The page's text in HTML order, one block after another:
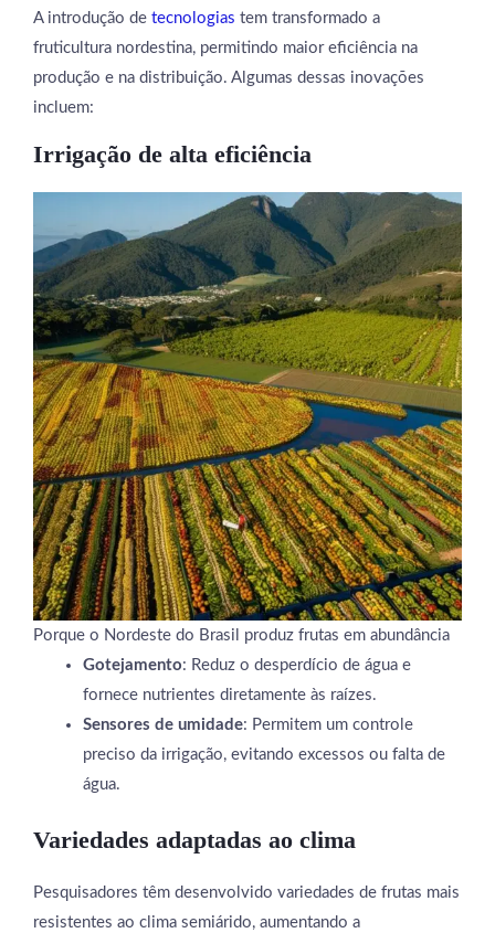
A introdução de tecnologias tem transformado a
fruticultura nordestina, permitindo maior eficiência na
produção e na distribuição. Algumas dessas inovações
incluem:
Irrigação de alta eficiência
Porque o Nordeste do Brasil produz frutas em abundância
Gotejamento: Reduz o desperdício de água e
fornece nutrientes diretamente às raízes.
Sensores de umidade: Permitem um controle
preciso da irrigação, evitando excessos ou falta de
água.
Variedades adaptadas ao clima
Pesquisadores têm desenvolvido variedades de frutas mais
resistentes ao clima semiárido, aumentando a